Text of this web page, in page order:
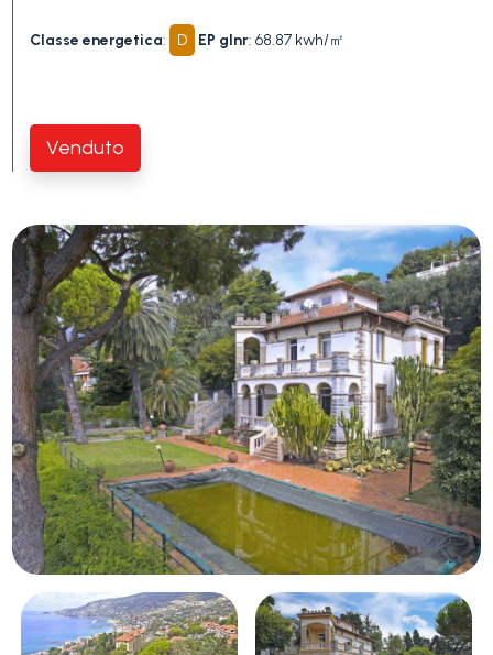
Classe energetica: D EP glnr: 68.87 kwh/㎡
Venduto
Vista mare